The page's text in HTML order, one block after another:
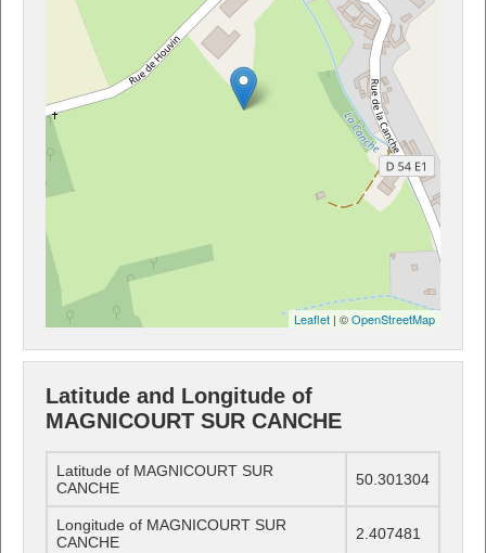
Leaflet | ©OpenStreetMap
Latitude and Longitude of
MAGNICOURT SUR CANCHE
Latitude of MAGNICOURT SUR
CANCHE
50.301304
Longitude of MAGNICOURT SUR
CANCHE
2.407481